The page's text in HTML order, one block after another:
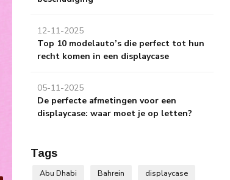
12-11-2025
Top 10 modelauto’s die perfect tot hun
recht komen in een displaycase
05-11-2025
De perfecte afmetingen voor een
displaycase: waar moet je op letten?
Tags
Abu Dhabi Bahrein
displaycase